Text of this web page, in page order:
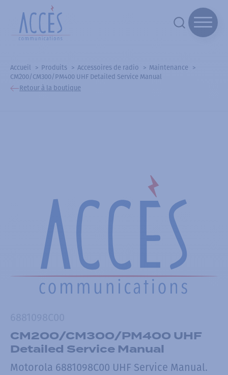
Accueil Produits Accessoires de radio
Maintenance
CM200/CM300/PM400 UHF Detailed Service Manual
Retour à la boutique
CM200/CM300/PM400 UHF
Detailed Service Manual
Motorola 6881098C00 UHF Service Manual.